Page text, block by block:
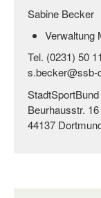
Sabine Becker
Verwaltung
Tel. (0231) 50
s.becker@ssb-
Beurhausstr.
44137